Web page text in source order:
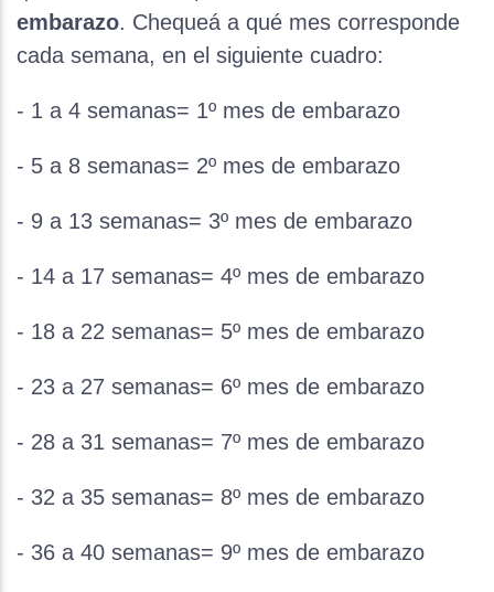
embarazo. Chequeá a qué mes corresponde
cada semana, en el siguiente cuadro:
- 1 a 4 semanas= 1º mes de embarazo
- 5 a 8 semanas= 2º mes de embarazo
- 9 a 13 semanas= 3º mes de embarazo
- 14 a 17 semanas= 4º mes de embarazo
- 18 a 22 semanas= 5º mes de embarazo
- 23 a 27 semanas= 6º mes de embarazo
- 28 a 31 semanas= 7º mes de embarazo
- 32 a 35 semanas= 8º mes de embarazo
- 36 a 40 semanas= 9º mes de embarazo